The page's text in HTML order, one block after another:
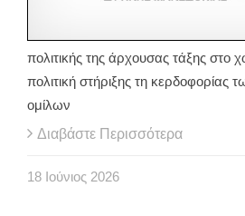
πολιτικής της άρχουσας τάξης
πολιτική στήριξης τη κερδοφορίας
ομίλων
Διαβάστε Περισσότερα
18 Ιούνιος 2026